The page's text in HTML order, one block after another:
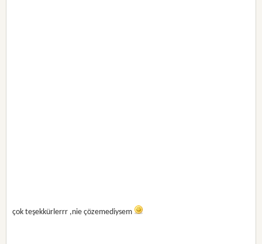
çok teşekkürlerrr ,nie çözemediysem